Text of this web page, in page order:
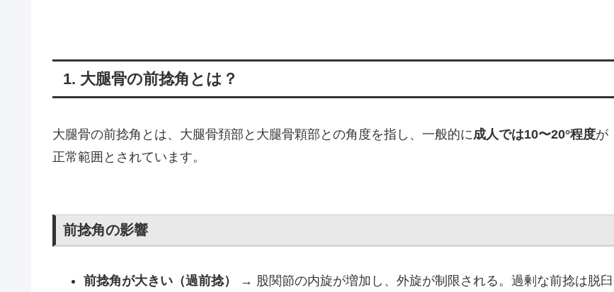
1. 大腿骨の前捻角とは？
大腿骨の前捻角とは、大腿骨頚部と大腿骨顆部との角度を指し、一般的に成人では10〜20°程度が
正常範囲とされています。
前捻角の影響
前捻角が大きい（過前捻） → 股関節の内旋が増加し、外旋が制限される。過剰な前捻は脱臼